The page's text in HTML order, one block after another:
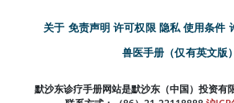
关于 免责声明 许可权限 隐私 使用条件
兽医手册（仅有英文版）
默沙东诊疗手册网站是默沙东（中国）投资有